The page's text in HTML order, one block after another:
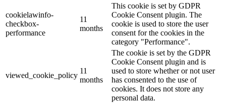
cookielawinfo-
checkbox-
performance
11
months
This cookie is set by GDPR
Cookie Consent plugin. The
cookie is used to store the user
consent for the cookies in the
category "Performance".
viewed_cookie_policy
11
months
The cookie is set by the GDPR
Cookie Consent plugin and is
used to store whether or not user
has consented to the use of
cookies. It does not store any
personal data.